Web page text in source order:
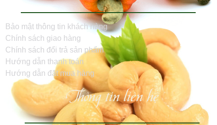
Bảo mật thông tin khách hàng
Chính sách giao hàng
Chính sách đổi trả sản phẩm
Hướng dẫn thanh toán
Hướng dẫn đặt mua hàng
Thông tin liên hệ